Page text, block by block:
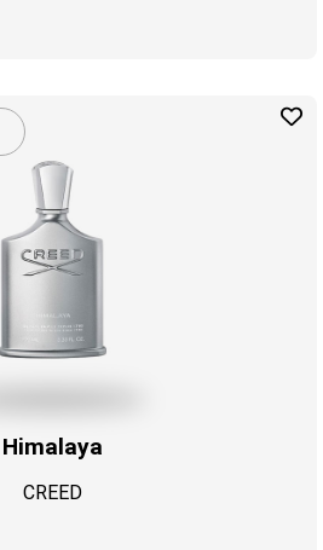
Himalaya
CREED